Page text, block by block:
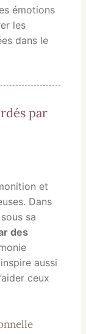
émotions
les
dans le
par
et
Dans
sa
des
aussi
ceux